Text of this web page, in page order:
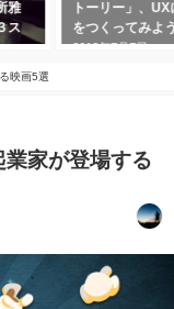
雅
ス
トーリー」、
をつくってみよ
2018年7月7日
映画5選
家が登場する